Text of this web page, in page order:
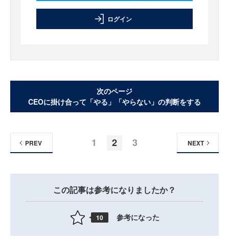
ログイン
次のページ
CEOに掛け合って「やる」「やらない」の判断をする
1 2 3
PREV NEXT
この記事は参考になりましたか？
10 参考になった